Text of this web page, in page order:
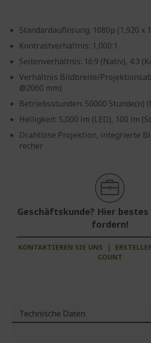
Standardauflösung: 1080p (1,920 x
Kontrastverhältnis: 1,000:1
Seitenverhältnis: 16:9 (Nativ), 4:3
Verhältnis Bildbreite/
@2060 mm)
Betriebsstunden: 50000 Stunde(n)
Helligkeit: 5,000 lm (LED), 100 lm
Drahtlose Projektion, integrierte
recher
Geschäftskunde? Hier
fordern!
KONTAKTIEREN SIE UNS |
COUNT
Technische Daten